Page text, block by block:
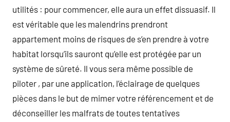
utilités : pour commencer, elle aura un effet dissuasif. Il
est véritable que les malendrins prendront
appartement moins de risques de s’en prendre à votre
habitat lorsqu’ils sauront qu’elle est protégée par un
système de sûreté. Il vous sera même possible de
piloter , par une application, l’éclairage de quelques
pièces dans le but de mimer votre référencement et de
déconseiller les malfrats de toutes tentatives